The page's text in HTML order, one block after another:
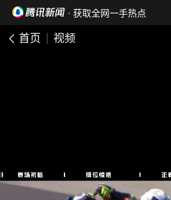
· 获取全网一手热点
首页 视频